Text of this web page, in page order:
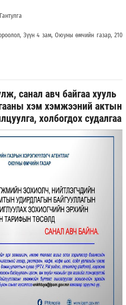
Зүүн 4 зам, Оюуны өмчийн газар, 210
санал авч байгаа хууль
хэм хэмжээний актын
холбогдох судалгаа